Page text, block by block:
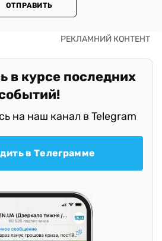
ОТПРАВИТЬ
в курсе последних
на наш канал в Telegram
в Телеграмме